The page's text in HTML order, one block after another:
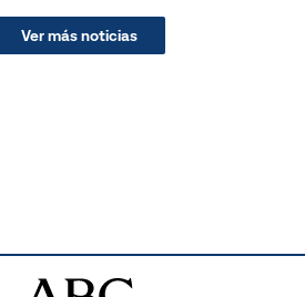
Ver más noticias